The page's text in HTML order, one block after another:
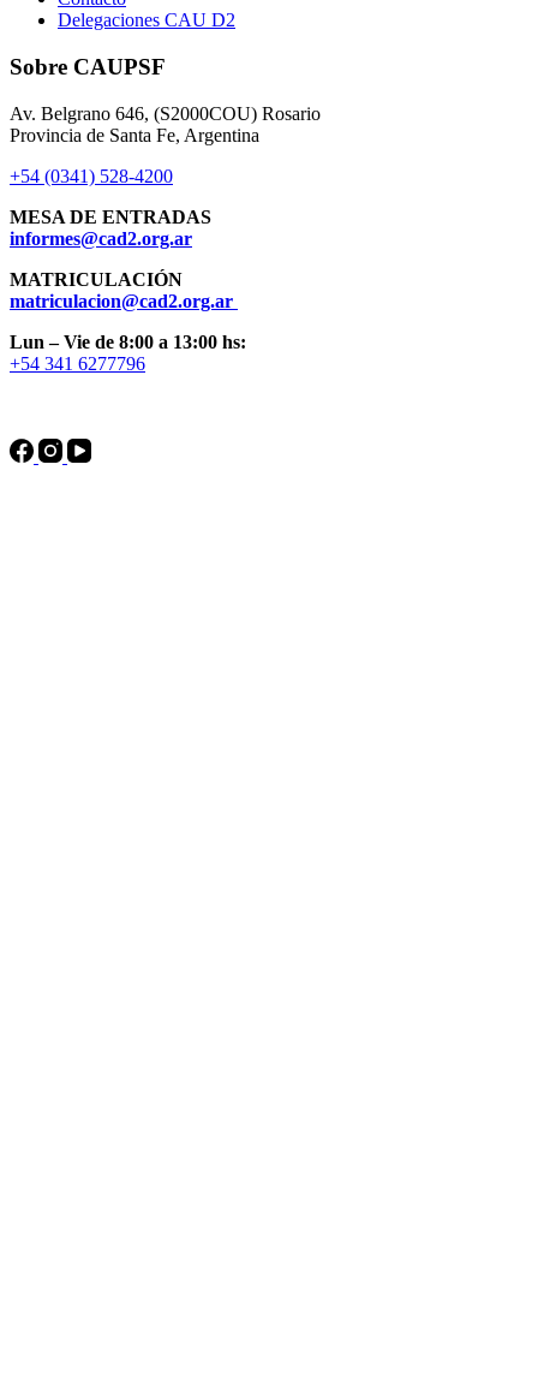
Delegaciones CAU D2
Sobre CAUPSF
Av. Belgrano 646, (S2000COU) Rosario
Provincia de Santa Fe, Argentina
+54 (0341) 528-4200
MESA DE ENTRADAS
informes@cad2.org.ar
MATRICULACIÓN
matriculacion@cad2.org.ar
Lun – Vie de 8:00 a 13:00 hs:
+54 341 6277796